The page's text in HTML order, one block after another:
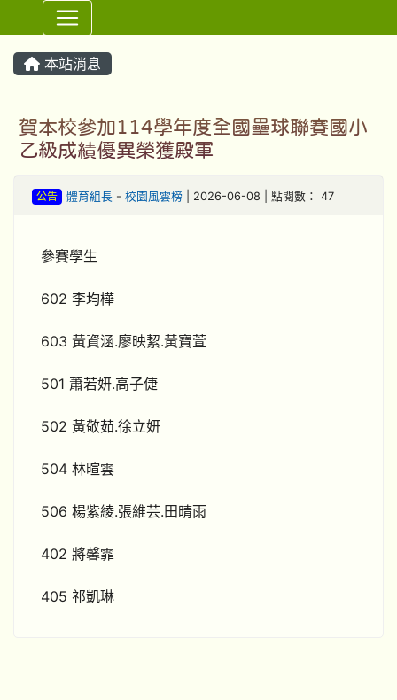
⏸
本站消息
賀本校參加114學年度全國壘球聯賽國小
乙級成績優異榮獲殿軍
公告 體育組長- 校園風雲榜| 2026-06-08 | 點閱數： 47
參賽學生
602 李均樺
603 黃資涵.廖映絜.黃寶萱
501 蕭若妍.高子倢
502 黃敬茹.徐立妍
504 林暄雲
506 楊紫綾.張維芸.田晴雨
402 將馨霏
405 祁凱琳